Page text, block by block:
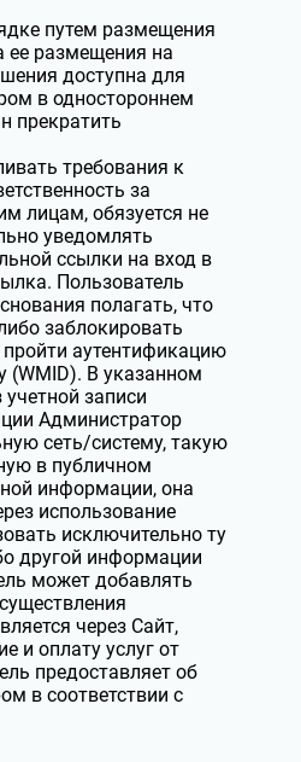
путем размещения
ее размещения на
доступна для
в одностороннем
прекратить
требования к
за
лицам, обязуется не
уведомлять
ссылки на вход в
Пользователь
полагать, что
заблокировать
аутентификацию
(WMID). В указанном
записи
Администратор
сеть/систему, такую
в публичном
информации, она
использование
исключительно ту
другой информации
может добавлять
через Сайт,
и оплату услуг от
предоставляет об
в соответствии с